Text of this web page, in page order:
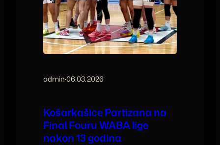
admin·06.03.2026
Košarkašice Partizana na
Final Fouru WABA lige
nakon 13 godina